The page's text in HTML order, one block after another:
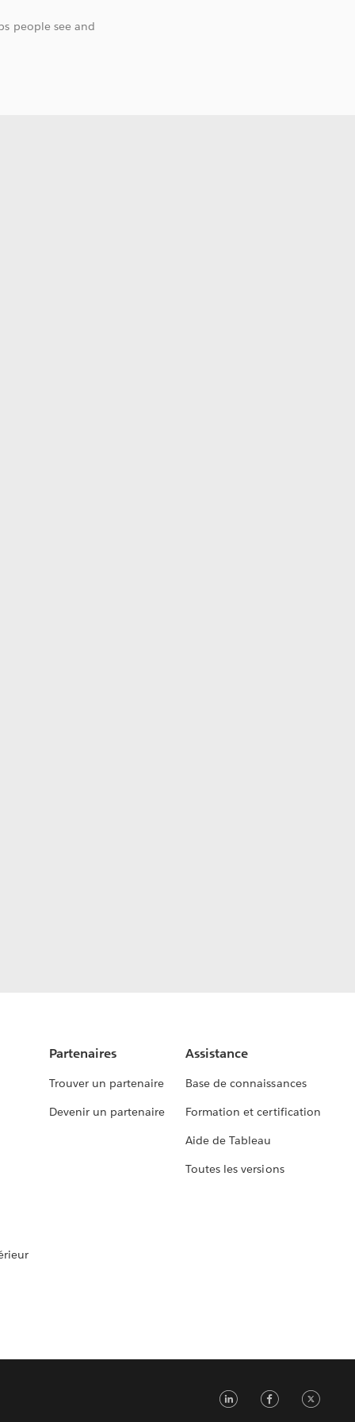
people see and
Partenaires
Trouver un partenaire
Devenir un partenaire
Assistance
Base de connaissances
Formation et certification
Aide de Tableau
Toutes les versions
LinkedIn